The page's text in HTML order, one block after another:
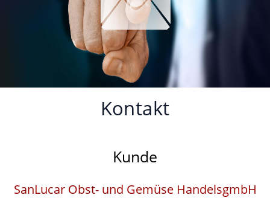
Kontakt
Kunde
SanLucar Obst- und Gemüse HandelsgmbH